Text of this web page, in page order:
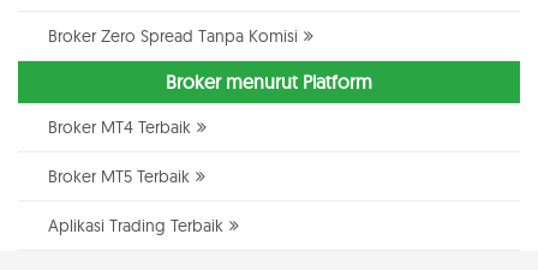
Broker Zero Spread Tanpa Komisi
Broker menurut Platform
Broker MT4 Terbaik
Broker MT5 Terbaik
Aplikasi Trading Terbaik